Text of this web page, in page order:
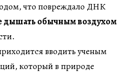
что повреждало ДНК
дышать обычным воздухом
вводить ученым
который в природе